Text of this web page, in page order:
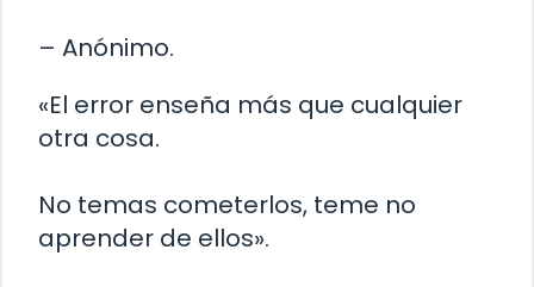
– Anónimo.
«El error enseña más que cualquier
otra cosa.
No temas cometerlos, teme no
aprender de ellos».